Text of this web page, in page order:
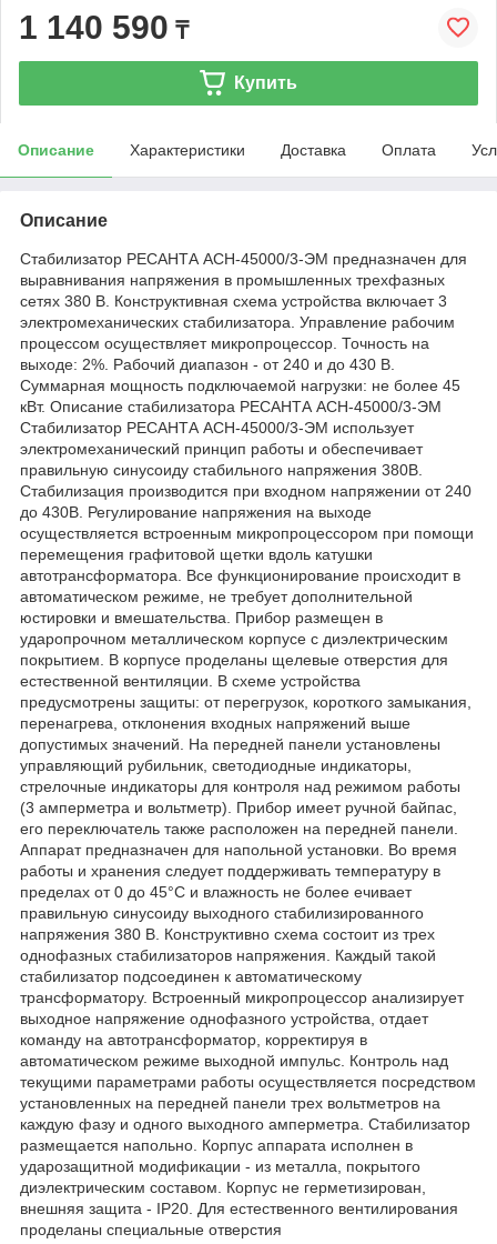
1 140 590 ₸
Купить
Описание Характеристики Доставка Оплата
Описание
Стабилизатор РЕСАНТА АСН-45000/3-ЭМ предназначен для
выравнивания напряжения в промышленных трехфазных
сетях 380 В. Конструктивная схема устройства включает 3
электромеханических стабилизатора. Управление рабочим
процессом осуществляет микропроцессор. Точность на
выходе: 2%. Рабочий диапазон - от 240 и до 430 В.
Суммарная мощность подключаемой нагрузки: не более 45
кВт. Описание стабилизатора РЕСАНТА АСН-45000/3-ЭМ
Стабилизатор РЕСАНТА АСН-45000/3-ЭМ использует
электромеханический принцип работы и обеспечивает
правильную синусоиду стабильного напряжения 380В.
Стабилизация производится при входном напряжении от 240
до 430В. Регулирование напряжения на выходе
осуществляется встроенным микропроцессором при помощи
перемещения графитовой щетки вдоль катушки
автотрансформатора. Все функционирование происходит в
автоматическом режиме, не требует дополнительной
юстировки и вмешательства. Прибор размещен в
ударопрочном металлическом корпусе с диэлектрическим
покрытием. В корпусе проделаны щелевые отверстия для
естественной вентиляции. В схеме устройства
предусмотрены защиты: от перегрузок, короткого замыкания,
перенагрева, отклонения входных напряжений выше
допустимых значений. На передней панели установлены
управляющий рубильник, светодиодные индикаторы,
стрелочные индикаторы для контроля над режимом работы
(3 амперметра и вольтметр). Прибор имеет ручной байпас,
его переключатель также расположен на передней панели.
Аппарат предназначен для напольной установки. Во время
работы и хранения следует поддерживать температуру в
пределах от 0 до 45°С и влажность не более ечивает
правильную синусоиду выходного стабилизированного
напряжения 380 В. Конструктивно схема состоит из трех
однофазных стабилизаторов напряжения. Каждый такой
стабилизатор подсоединен к автоматическому
трансформатору. Встроенный микропроцессор анализирует
выходное напряжение однофазного устройства, отдает
команду на автотрансформатор, корректируя в
автоматическом режиме выходной импульс. Контроль над
текущими параметрами работы осуществляется посредством
установленных на передней панели трех вольтметров на
каждую фазу и одного выходного амперметра. Стабилизатор
размещается напольно. Корпус аппарата исполнен в
ударозащитной модификации - из металла, покрытого
диэлектрическим составом. Корпус не герметизирован,
внешняя защита - IP20. Для естественного вентилирования
проделаны специальные отверстия